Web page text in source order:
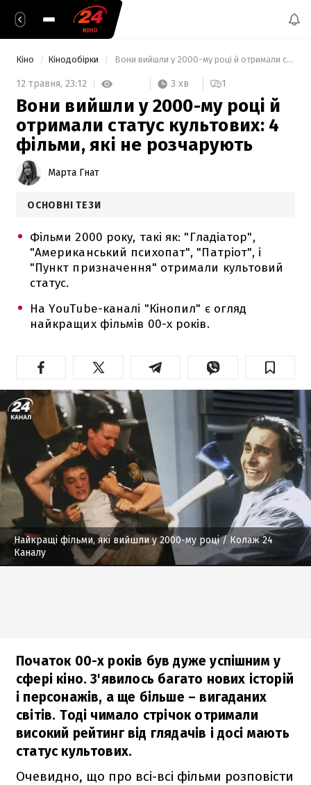
Кіно Кінодобірки Вони вийшли у 2000-му році й отримали статус культових: 4 фільми, які не розчарують
12 травня, 23:12 3 хв 1
Вони вийшли у 2000-му році й
отримали статус культових: 4
фільми, які не розчарують
Марта Гнат
ОСНОВНІ ТЕЗИ
Фільми 2000 року, такі як: "Гладіатор",
"Американський психопат", "Патріот", і
"Пункт призначення" отримали культовий
статус.
На YouTube-каналі "Кінопил" є огляд
найкращих фільмів 00-х років.
Найкращі фільми, які вийшли у 2000-му році/ Колаж 24
Каналу
Початок 00-х років був дуже успішним у
сфері кіно. З'явилось багато нових історій
і персонажів, а ще більше – вигаданих
світів. Тоді чимало стрічок отримали
високий рейтинг від глядачів і досі мають
статус культових.
Очевидно, що про всі-всі фільми розповісти